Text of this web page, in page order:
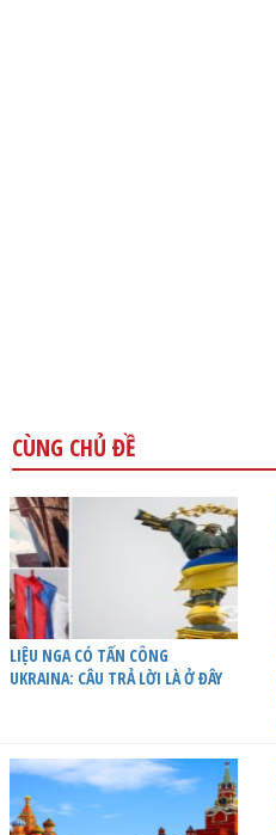
CÙNG CHỦ ĐỀ
LIỆU NGA CÓ TẤN CÔNG
UKRAINA: CÂU TRẢ LỜI LÀ Ở ĐÂY